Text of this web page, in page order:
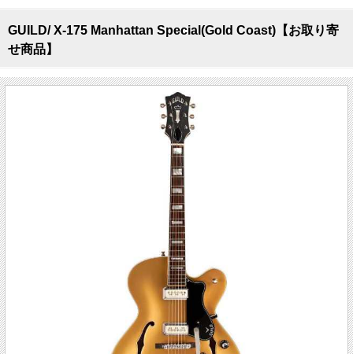
GUILD/ X-175 Manhattan Special(Gold Coast)【お取り寄
せ商品】